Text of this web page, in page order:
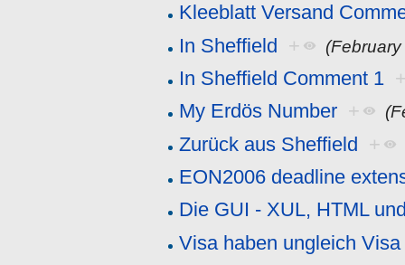
Kleeblatt Versand
In Sheffield +
In Sheffield Comment 1
My Erdös Number +
Zurück aus Sheffield +
EON2006 deadline
Die GUI - XUL, HTML
Visa haben ungleich